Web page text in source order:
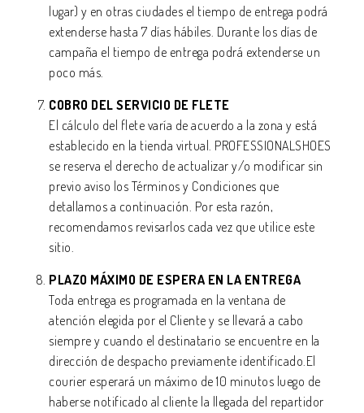
lugar) y en otras ciudades el tiempo de entrega podrá
extenderse hasta 7 días hábiles. Durante los días de
campaña el tiempo de entrega podrá extenderse un
poco más.
COBRO DEL SERVICIO DE FLETE
El cálculo del flete varía de acuerdo a la zona y está
establecido en la tienda virtual. PROFESSIONALSHOES
se reserva el derecho de actualizar y/o modificar sin
previo aviso los Términos y Condiciones que
detallamos a continuación. Por esta razón,
recomendamos revisarlos cada vez que utilice este
sitio.
PLAZO MÁXIMO DE ESPERA EN LA ENTREGA
Toda entrega es programada en la ventana de
atención elegida por el Cliente y se llevará a cabo
siempre y cuando el destinatario se encuentre en la
dirección de despacho previamente identificado.El
courier esperará un máximo de 10 minutos luego de
haberse notificado al cliente la llegada del repartidor